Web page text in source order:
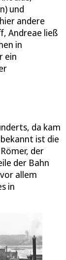
und
andere
Andreae ließ
in
ein
da kam
ist die
der
der Bahn
allem
in